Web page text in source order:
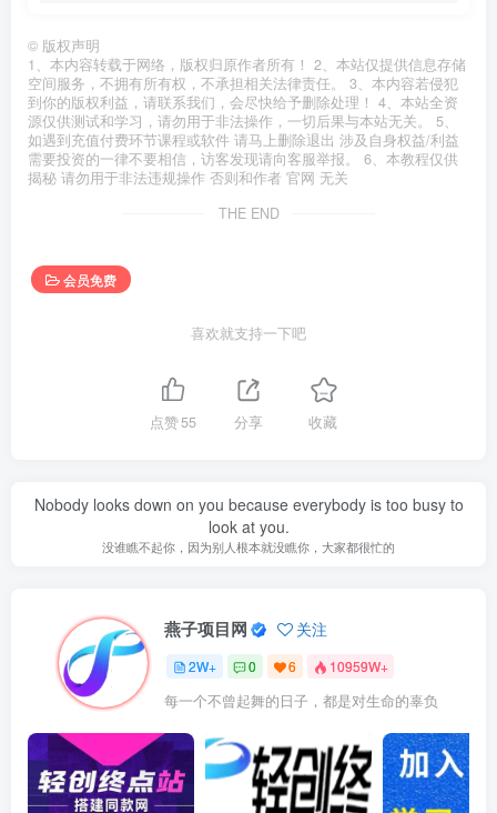
© 版权声明
1、本内容转载于网络，版权归原作者所有！ 2、本站仅提供信息存储
空间服务，不拥有所有权，不承担相关法律责任。 3、本内容若侵犯
到你的版权利益，请联系我们，会尽快给予删除处理！ 4、本站全资
源仅供测试和学习，请勿用于非法操作，一切后果与本站无关。 5、
如遇到充值付费环节课程或软件 请马上删除退出 涉及自身权益/利益
需要投资的一律不要相信，访客发现请向客服举报。 6、本教程仅供
揭秘 请勿用于非法违规操作 否则和作者 官网 无关
THE END
会员免费
喜欢就支持一下吧
点赞55 分享 收藏
Nobody looks down on you because everybody is too busy to
look at you.
没谁瞧不起你，因为别人根本就没瞧你，大家都很忙的
燕子项目网 关注
2W+ 0 6 10959W+
每一个不曾起舞的日子，都是对生命的辜负